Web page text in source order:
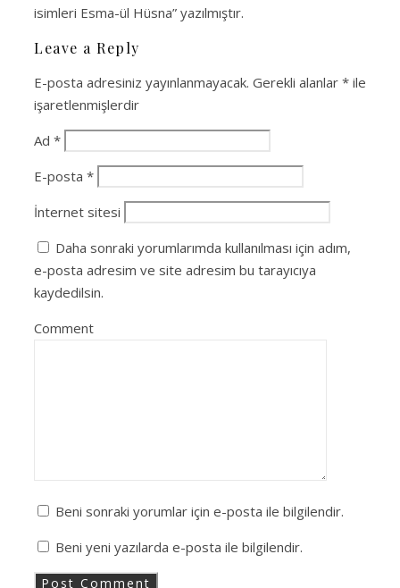
isimleri Esma-ül Hüsna” yazılmıştır.
Leave a Reply
E-posta adresiniz yayınlanmayacak. Gerekli alanlar * ile
işaretlenmişlerdir
Ad *
E-posta *
İnternet sitesi
Daha sonraki yorumlarımda kullanılması için adım,
e-posta adresim ve site adresim bu tarayıcıya
kaydedilsin.
Comment
Beni sonraki yorumlar için e-posta ile bilgilendir.
Beni yeni yazılarda e-posta ile bilgilendir.